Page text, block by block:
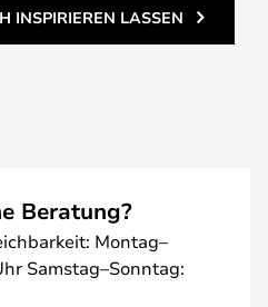
INSPIRIEREN LASSEN
Beratung?
Montag–
Samstag–Sonntag: